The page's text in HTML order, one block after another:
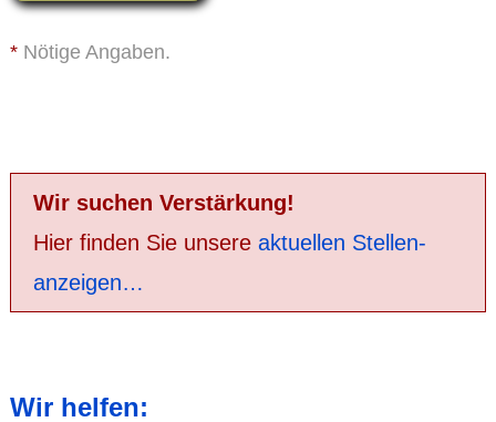
*Nötige Angaben.
Wir suchen Verstärkung!
Hier finden Sie unsere aktuellen Stellen­
anzeigen…
Wir helfen: